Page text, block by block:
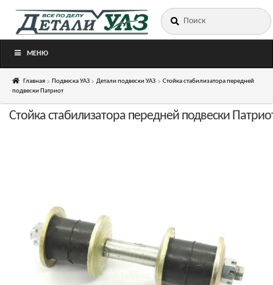
Перейти
Перейти
Искать:
МЕНЮ
Главная Подвеска УАЗ Детали подвески УАЗ
Стойка стабилизатора передней
подвески Патриот
Стойка стабилизатора передней подвески